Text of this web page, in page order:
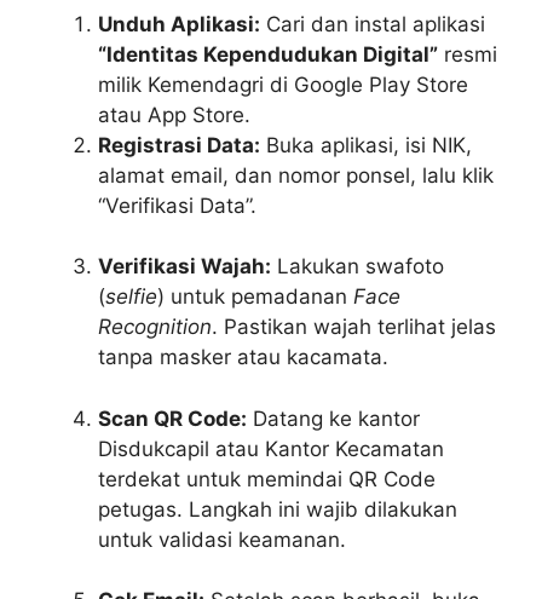
Unduh Aplikasi: Cari dan instal aplikasi
“Identitas Kependudukan Digital” resmi
milik Kemendagri di Google Play Store
atau App Store.
Registrasi Data: Buka aplikasi, isi NIK,
alamat email, dan nomor ponsel, lalu klik
“Verifikasi Data”.
Verifikasi Wajah: Lakukan swafoto
(selfie) untuk pemadanan Face
Recognition. Pastikan wajah terlihat jelas
tanpa masker atau kacamata.
Scan QR Code: Datang ke kantor
Disdukcapil atau Kantor Kecamatan
terdekat untuk memindai QR Code
petugas. Langkah ini wajib dilakukan
untuk validasi keamanan.